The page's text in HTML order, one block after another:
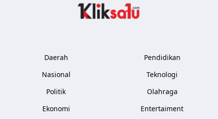
Daerah
Nasional
Politik
Ekonomi
Pendidikan
Teknologi
Olahraga
Entertaiment